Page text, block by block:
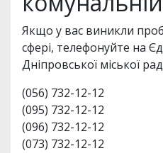
Якщо у вас виникли
сфері, телефонуйте на
Дніпровської міської
(056) 732-12-12
(095) 732-12-12
(096) 732-12-12
(073) 732-12-12